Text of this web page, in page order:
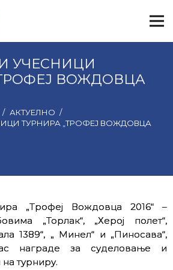
УЧЕСНИЦИ
ВОЖДОВЦА
/ АКТУЕЛНО /
ТУРНИРА „ТРОФЕЈ ВОЖДОВЦА
„Трофеј Вождовца 2016“ –
„Торлак“, „Херој полет“,
1389“, „ Минел“ и „Пиносава“,
награде за суделовање и
турниру.